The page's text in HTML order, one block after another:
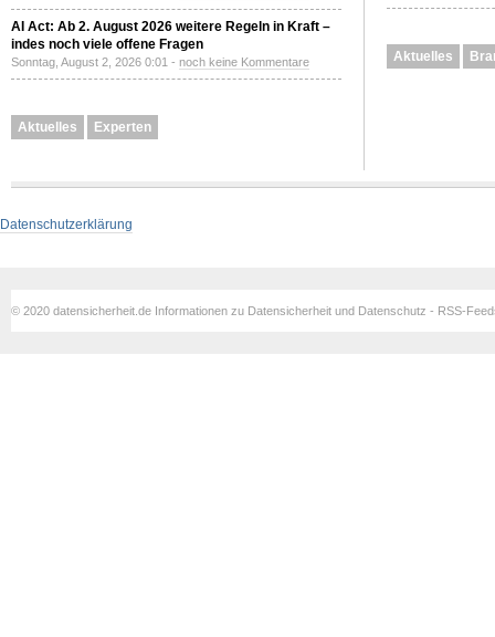
AI Act: Ab 2. August 2026 weitere Regeln in Kraft –
indes noch viele offene Fragen
Sonntag, August 2, 2026 0:01 - noch keine Kommentare
Aktuelles Experten
Aktuelles
Datenschutzerklärung
© 2020 datensicherheit.de Informationen zu Datensicherheit und Datenschutz - RSS-